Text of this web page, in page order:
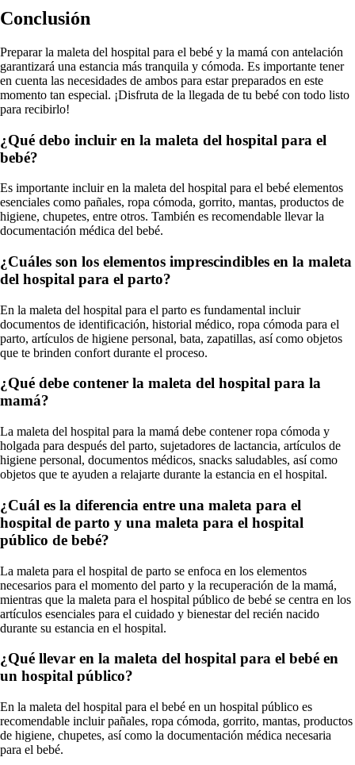
Conclusión
Preparar la maleta del hospital para el bebé y la mamá con antelación
garantizará una estancia más tranquila y cómoda. Es importante tener
en cuenta las necesidades de ambos para estar preparados en este
momento tan especial. ¡Disfruta de la llegada de tu bebé con todo listo
para recibirlo!
¿Qué debo incluir en la maleta del hospital para el
bebé?
Es importante incluir en la maleta del hospital para el bebé elementos
esenciales como pañales, ropa cómoda, gorrito, mantas, productos de
higiene, chupetes, entre otros. También es recomendable llevar la
documentación médica del bebé.
¿Cuáles son los elementos imprescindibles en la maleta
del hospital para el parto?
En la maleta del hospital para el parto es fundamental incluir
documentos de identificación, historial médico, ropa cómoda para el
parto, artículos de higiene personal, bata, zapatillas, así como objetos
que te brinden confort durante el proceso.
¿Qué debe contener la maleta del hospital para la
mamá?
La maleta del hospital para la mamá debe contener ropa cómoda y
holgada para después del parto, sujetadores de lactancia, artículos de
higiene personal, documentos médicos, snacks saludables, así como
objetos que te ayuden a relajarte durante la estancia en el hospital.
¿Cuál es la diferencia entre una maleta para el
hospital de parto y una maleta para el hospital
público de bebé?
La maleta para el hospital de parto se enfoca en los elementos
necesarios para el momento del parto y la recuperación de la mamá,
mientras que la maleta para el hospital público de bebé se centra en los
artículos esenciales para el cuidado y bienestar del recién nacido
durante su estancia en el hospital.
¿Qué llevar en la maleta del hospital para el bebé en
un hospital público?
En la maleta del hospital para el bebé en un hospital público es
recomendable incluir pañales, ropa cómoda, gorrito, mantas, productos
de higiene, chupetes, así como la documentación médica necesaria
para el bebé.